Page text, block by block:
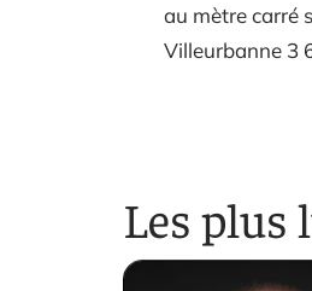
au mètre carré
Villeurbanne 3
Les plus